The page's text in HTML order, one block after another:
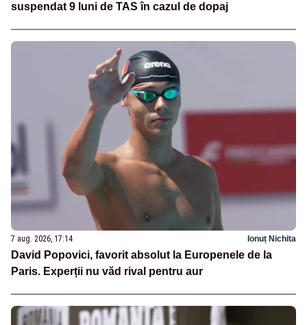
suspendat 9 luni de TAS în cazul de dopaj
7 aug. 2026, 17:14 Ionuț Nichita
David Popovici, favorit absolut la Europenele de la
Paris. Experții nu văd rival pentru aur